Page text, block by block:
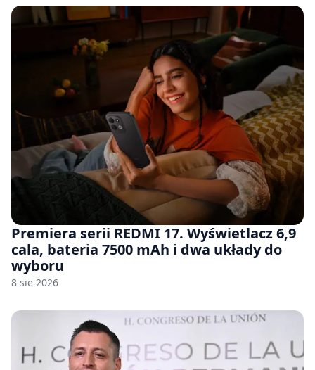
Premiera serii REDMI 17. Wyświetlacz 6,9
cala, bateria 7500 mAh i dwa układy do
wyboru
8 sie 2026